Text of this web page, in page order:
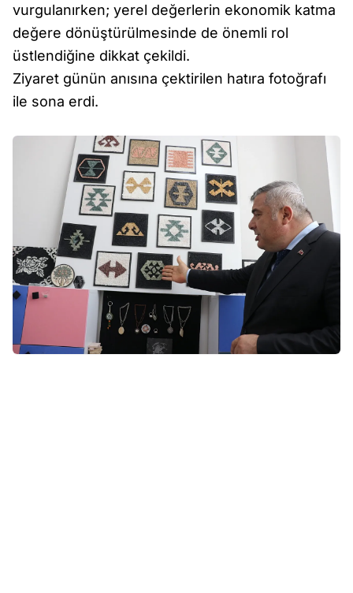
vurgulanırken; yerel değerlerin ekonomik katma
değere dönüştürülmesinde de önemli rol
üstlendiğine dikkat çekildi.
Ziyaret günün anısına çektirilen hatıra fotoğrafı
ile sona erdi.